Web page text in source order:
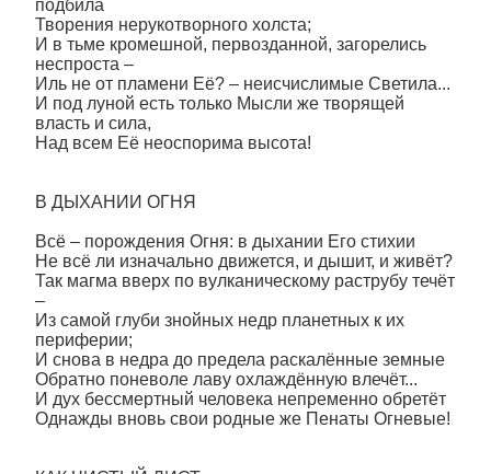
подбила
Творения нерукотворного холста;
И в тьме кромешной, первозданной, загорелись
неспроста –
Иль не от пламени Её? – неисчислимые Светила...
И под луной есть только Мысли же творящей
власть и сила,
Над всем Её неоспорима высота!
В ДЫХАНИИ ОГНЯ
Всё – порождения Огня: в дыхании Его стихии
Не всё ли изначально движется, и дышит, и живёт?
Так магма вверх по вулканическому раструбу течёт
–
Из самой глуби знойных недр планетных к их
периферии;
И снова в недра до предела раскалённые земные
Обратно поневоле лаву охлаждённую влечёт...
И дух бессмертный человека непременно обретёт
Однажды вновь свои родные же Пенаты Огневые!